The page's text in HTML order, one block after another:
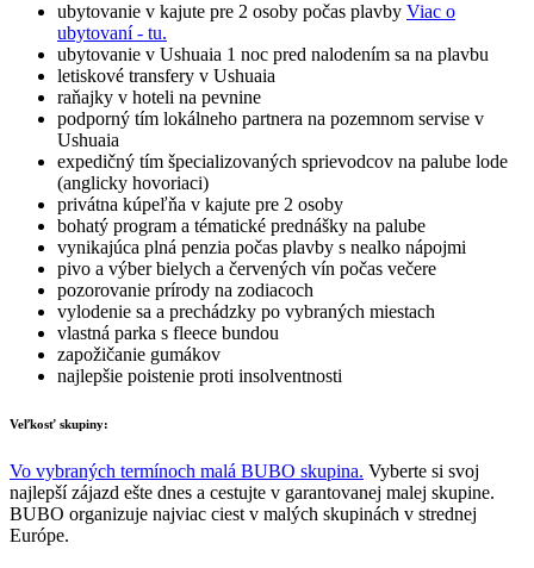
ubytovanie v kajute pre 2 osoby počas plavby Viac o
ubytovaní - tu.
ubytovanie v Ushuaia 1 noc pred nalodením sa na plavbu
letiskové transfery v Ushuaia
raňajky v hoteli na pevnine
podporný tím lokálneho partnera na pozemnom servise v
Ushuaia
expedičný tím špecializovaných sprievodcov na palube lode
(anglicky hovoriaci)
privátna kúpeľňa v kajute pre 2 osoby
bohatý program a tématické prednášky na palube
vynikajúca plná penzia počas plavby s nealko nápojmi
pivo a výber bielych a červených vín počas večere
pozorovanie prírody na zodiacoch
vylodenie sa a prechádzky po vybraných miestach
vlastná parka s fleece bundou
zapožičanie gumákov
najlepšie poistenie proti insolventnosti
Veľkosť skupiny:
Vo vybraných termínoch malá BUBO skupina. Vyberte si svoj
najlepší zájazd ešte dnes a cestujte v garantovanej malej skupine.
BUBO organizuje najviac ciest v malých skupinách v strednej
Európe.